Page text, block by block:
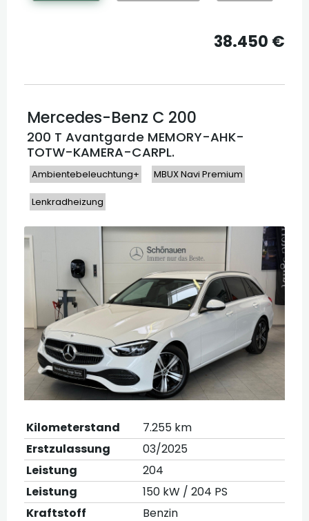
38.450 €
Mercedes-Benz C 200
200 T Avantgarde MEMORY-AHK-
TOTW-KAMERA-CARPL.
Ambientebeleuchtung+ MBUX Navi Premium
Lenkradheizung
Kilometerstand
7.255 km
Erstzulassung
03/2025
Leistung
204
Leistung
150 kW / 204 PS
Kraftstoff
Benzin